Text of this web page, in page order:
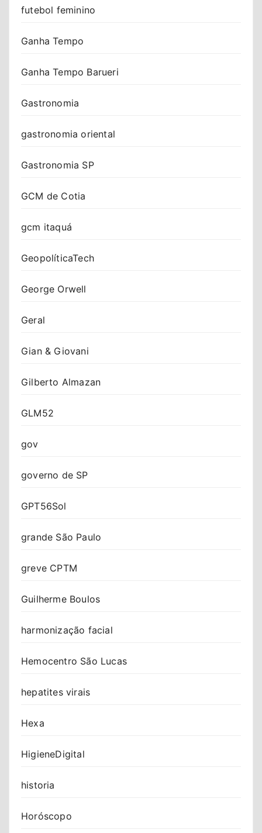
futebol feminino
Ganha Tempo
Ganha Tempo Barueri
Gastronomia
gastronomia oriental
Gastronomia SP
GCM de Cotia
gcm itaquá
GeopolíticaTech
George Orwell
Geral
Gian & Giovani
Gilberto Almazan
GLM52
gov
governo de SP
GPT56Sol
grande São Paulo
greve CPTM
Guilherme Boulos
harmonização facial
Hemocentro São Lucas
hepatites virais
Hexa
HigieneDigital
historia
Horóscopo